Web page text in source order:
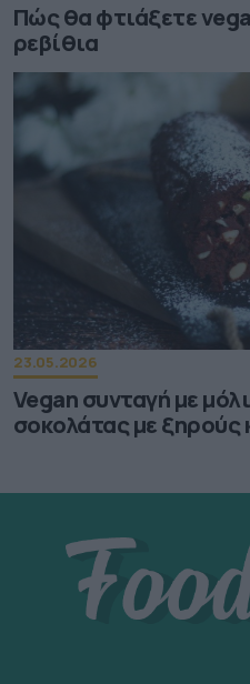
Πώς θα φτιάξετε
ρεβίθια
23.05.2026
Vegan συνταγή με
σοκολάτας με ξηρούς